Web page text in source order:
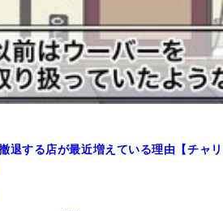
退する店が最近増えている理由【チャリ